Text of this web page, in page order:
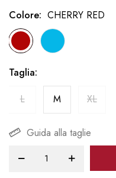
di
immagini
Colore CHERRY RED
Taglia
L
M XL
Guida alla taglie